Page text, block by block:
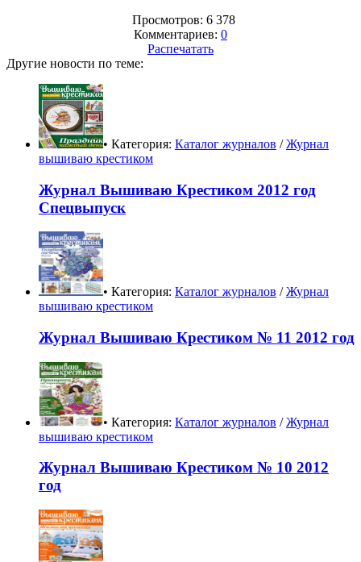
Просмотров: 6 378
Комментариев: 0
Распечатать
Другие новости по теме:
• Категория: Каталог журналов /Журнал
вышиваю крестиком
Журнал Вышиваю Крестиком 2012 год
Спецвыпуск
• Категория: Каталог журналов /Журнал
вышиваю крестиком
Журнал Вышиваю Крестиком № 11 2012 год
• Категория: Каталог журналов /Журнал
вышиваю крестиком
Журнал Вышиваю Крестиком № 10 2012
год